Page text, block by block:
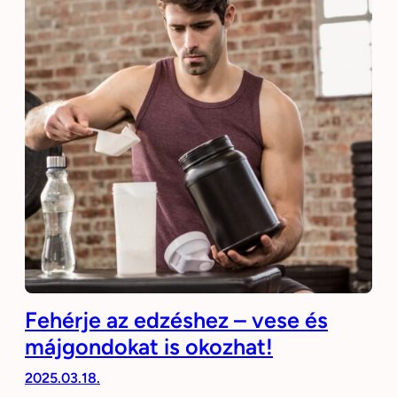
Fehérje az edzéshez – vese és
májgondokat is okozhat!
2025.03.18.